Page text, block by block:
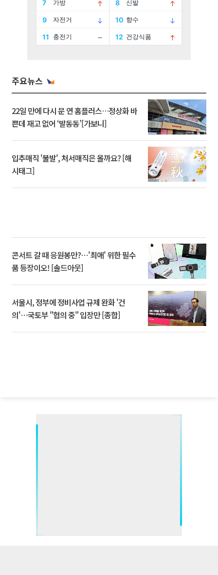
주요뉴스
22일 만에 다시 문 연 홈플러스…정상화 바
쁜데 재고 없어 ‘발동동’[가보니]
입추매직 '불발', 처서매직은 올까요? [해
시태그]
콘서트 갈 때 응원봉만?⋯'최애' 위한 필수
품 등장이오! [솔드아웃]
서울시, 정부에 정비사업 규제 완화 '건
의'⋯국토부 "협의 중" 입장만 [종합]